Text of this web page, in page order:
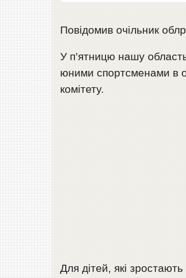
Повідомив очільник
У п’ятницю нашу область
юними спортсменами в
комітету.
Для дітей, які